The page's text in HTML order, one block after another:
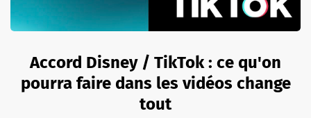
Accord Disney / TikTok : ce qu'on
pourra faire dans les vidéos change
tout